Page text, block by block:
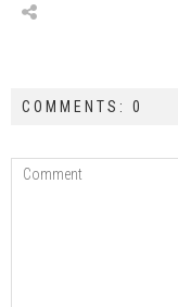
COMMENTS: 0